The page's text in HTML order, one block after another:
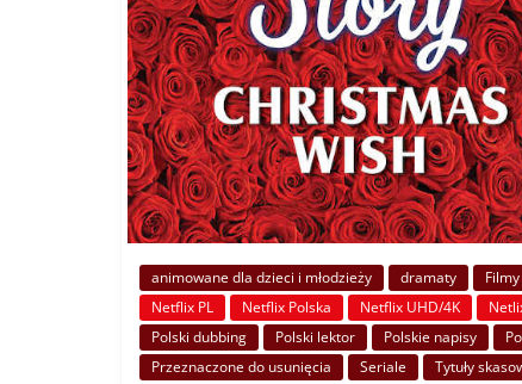
animowane dla dzieci i młodzieży dramaty Filmy
Netflix PL
Netflix Polska Netflix UHD/4K
Polski dubbing
Polski lektor Polskie napisy
Przeznaczone do usunięcia
Seriale Tytuły